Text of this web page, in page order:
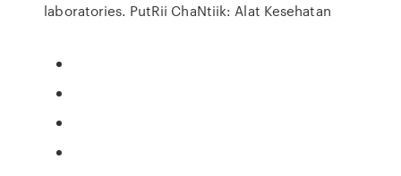
laboratories. PutRii ChaNtiik: Alat Kesehatan